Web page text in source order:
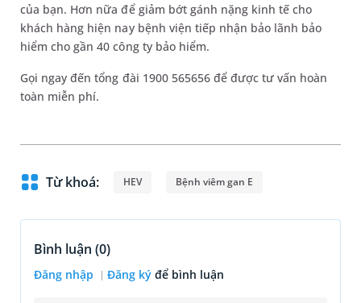
của bạn. Hơn nữa để giảm bớt gánh nặng kinh tế cho
khách hàng hiện nay bệnh viện tiếp nhận bảo lãnh bảo
hiểm cho gần 40 công ty bảo hiểm.
Gọi ngay đến tổng đài 1900 565656 để được tư vấn hoàn
toàn miễn phí.
Từ khoá: HEV Bệnh viêm gan E
Bình luận (0)
Đăng nhập Đăng ký để bình luận